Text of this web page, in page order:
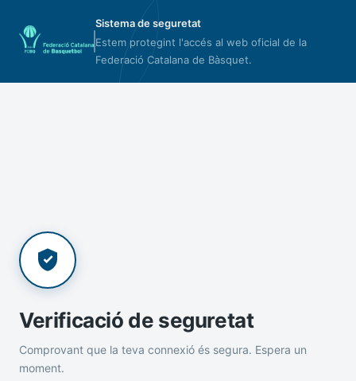
Sistema de seguretat
Estem protegint l'accés al web oficial de la
Federació Catalana de Bàsquet.
Verificació de seguretat
Comprovant que la teva connexió és segura. Espera un
moment.